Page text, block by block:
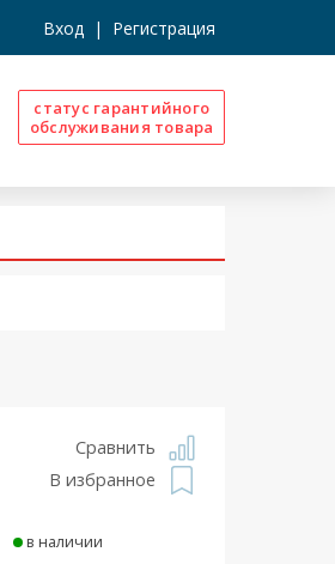
Вход | Регистрация
статус гарантийного
обслуживания товара
Сравнить
В избранное
в наличии